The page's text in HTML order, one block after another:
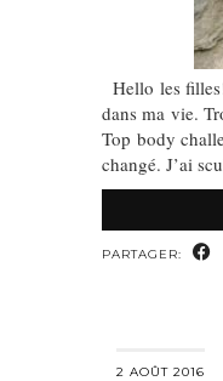
Hello les
dans ma vie.
Top body
changé. J’ai
PARTAGER:
2 AOÛT 2016